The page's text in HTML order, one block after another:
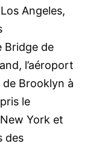
Angeles,
Bridge de
l’aéroport
de Brooklyn à
le
York et
des